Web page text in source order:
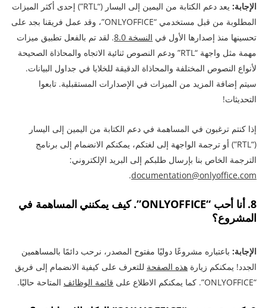
الإجابة:
يعد دعم الكتابة من اليمين إلى اليسار (“RTL”) إحدى أكثر الميزات
المطلوبة من قبل مستخدمي “ONLYOFFICE”، وقد عمل فريقنا بجد على
تحسينها منذ إصدارها الأول في النسخة 8.0
. لقد تم بالفعل تطبيق ميزات
مهمة مثل واجهة “RTL” ودعم النصوص ثنائية الاتجاه والمحاذاة الصحيحة
لأنواع النصوص المختلفة والمحاذاة الدقيقة للخلايا في جداول البيانات.
سيتم إضافة المزيد من الميزات في الإصدارات المستقبلية. تابعوا
التحديثات!
إذا كنتم ترغبون في المساهمة في دعم الكتابة من اليمين إلى اليسار
(“RTL”) أو ترجمة الواجهة إلى لغتكم، يمكنكم الانضمام إلى برنامج
الترجمة الخاص بنا بإرسال طلبكم إلى البريد الإلكتروني:
documentation@onlyoffice.com
.
8. أنا أحب “ONLYOFFICE”. كيف يمكنني المساهمة في
المشروع؟
الإجابة: باعتباره مشروعًا دوليًا مفتوح المصدر، نرحب دائمًا بالمساهمين
الجدد! يمكنكم زيارة هذه الصفحة للتعرف على كيفية الانضمام إلى فريق
“ONLYOFFICE”. كما يمكنكم الاطلاع على
قائمة الوظائف المتاحة حاليًا.